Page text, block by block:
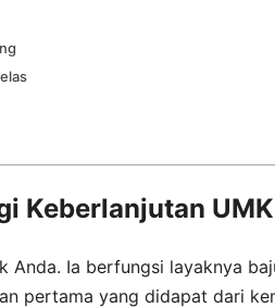
Keberlanjutan
Anda. Ia berfungsi layaknya
pertama yang didapat dari